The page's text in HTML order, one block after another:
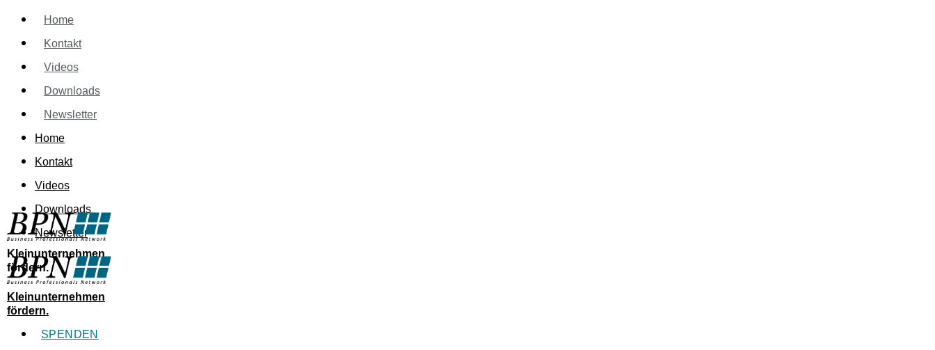
Home
Kontakt
Videos
Downloads
Newsletter
Home
Kontakt
Videos
Downloads
Newsletter
Kleinunternehmen
fördern.
Kleinunternehmen
fördern.
SPENDEN